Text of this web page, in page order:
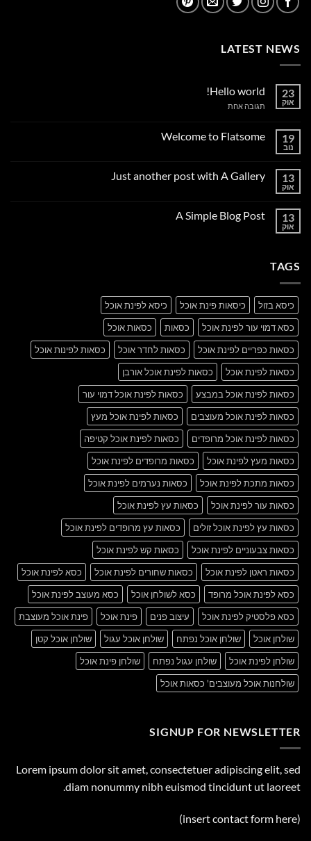
LATEST NEWS
23
אוק
Hello world!
תגובה אחתעל
19
נוב
Welcome to Flatsome
Welcome
13
אוק
Just another post with A Gallery
Just
13
אוק
A Simple Blog Post
TAGS
כיסא בזול כיסאות פינת אוכל
כיסא לפינת אוכל
כסא דמוי עור לפינת אוכל
כסאות
כסאות אוכל
כסאות כפריים לפינת אוכל
כסאות לחדר אוכל
כסאות לפינות אוכל
כסאות לפינת אוכל
כסאות לפינת אוכל אורבן
כסאות לפינת אוכל במבצע
כסאות לפינת אוכל דמוי עור
כסאות לפינת אוכל מעוצבים
כסאות לפינת אוכל מעץ
כסאות לפינת אוכל מרופדים
כסאות לפינת אוכל קטיפה
כסאות מעץ לפינת אוכל
כסאות מרופדים לפינת אוכל
כסאות מתכת לפינת אוכל
כסאות נערמים לפינת אוכל
כסאות עור לפינת אוכל
כסאות עץ לפינת אוכל
כסאות עץ לפינת אוכל זולים
כסאות עץ מרופדים לפינת אוכל
כסאות צבעוניים לפינת אוכל
כסאות קש לפינת אוכל
כסאות ראטן לפינת אוכל
כסאות שחורים לפינת אוכל
כסא לפינת אוכל
כסא לפינת אוכל מרופד
כסא לשולחן אוכל
כסא מעוצב לפינת אוכל
כסא פלסטיק לפינת אוכל
עיצוב פנים פינת אוכל
פינת אוכל מעוצבת
שולחן אוכל
שולחן אוכל נפתח שולחן אוכל עגול
שולחן אוכל קטן
שולחן לפינת אוכל
שולחן עגול נפתח
שולחן פינת אוכל
שולחנות אוכל מעוצבים' כסאות אוכל
SIGNUP FOR NEWSLETTER
Lorem ipsum dolor sit amet, consectetuer adipiscing elit, sed
diam nonummy nibh euismod tincidunt ut laoreet.
(insert contact form here)